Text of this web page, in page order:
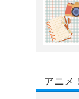
アニメ